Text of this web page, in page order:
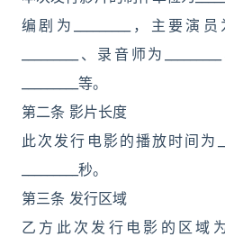
编剧为_________，主要演员
_________、录音师为
_________等。
第二条 影片长度
此次发行电影的播放时间为
_________秒。
第三条 发行区域
乙方此次发行电影的区域为